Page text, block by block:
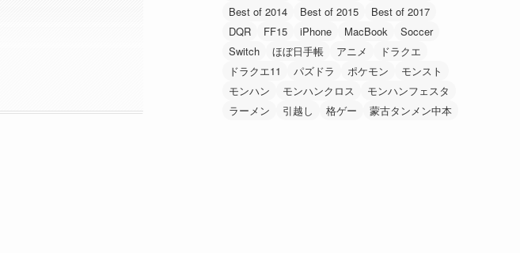
Best of 2014
Best of 2015
Best of 2017
DQR
FF15 iPhone MacBook
Soccer
Switch
ほぼ日手帳 アニメ
ドラクエ
ドラクエ11
パズドラ ポケモン
モンスト
モンハン
モンハンクロス
モンハンフェスタ
ラーメン
引越し 格ゲー 蒙古タンメン中本